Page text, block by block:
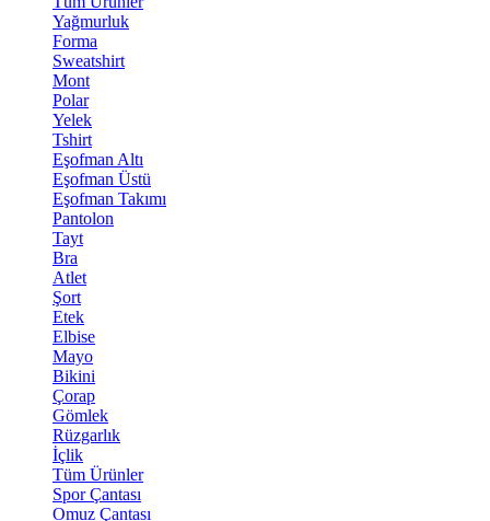
Yağmurluk
Forma
Sweatshirt
Mont
Polar
Yelek
Tshirt
Eşofman Altı
Eşofman Üstü
Eşofman Takımı
Pantolon
Tayt
Bra
Atlet
Şort
Etek
Elbise
Mayo
Bikini
Çorap
Gömlek
Rüzgarlık
İçlik
Tüm Ürünler
Spor Çantası
Omuz Çantası